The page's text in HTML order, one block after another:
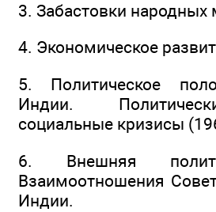
3. Забастовки народных
4. Экономическое
5. Политическое
Индии.
социальные кризисы
6. Внешняя
Взаимоотношения
Индии.